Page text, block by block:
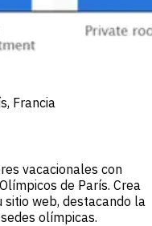
Francia
vacacionales con
de París. Crea
sitio web, destacando la
olímpicas.